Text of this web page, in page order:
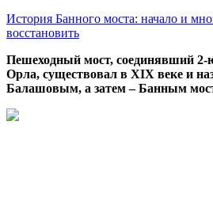
История Банного моста: начало и
восстановить
Пешеходный мост, соединявший 2-
Орла, существовал в XIX веке и
Балашовым, а затем – Банным